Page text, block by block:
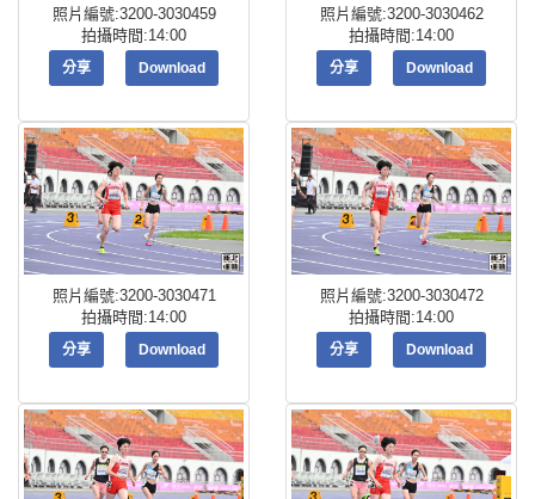
照片編號:3200-3030459
拍攝時間:14:00
分享 Download
照片編號:3200-3030462
拍攝時間:14:00
分享 Download
照片編號:3200-3030471
拍攝時間:14:00
分享 Download
照片編號:3200-3030472
拍攝時間:14:00
分享 Download